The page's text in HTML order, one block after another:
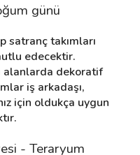
günü
satranç takımları
edecektir.
alanlarda dekoratif
iş arkadaşı,
için oldukça uygun
- Teraryum